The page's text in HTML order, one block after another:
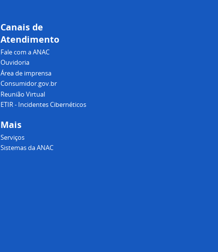
Canais de
Atendimento
Fale com a ANAC
Ouvidoria
Área de imprensa
Consumidor.gov.br
Reunião Virtual
ETIR - Incidentes Cibernéticos
Mais
Serviços
Sistemas da ANAC